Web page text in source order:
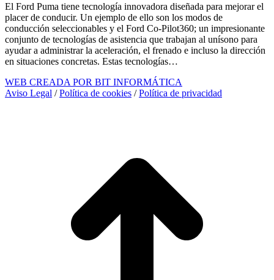
El Ford Puma tiene tecnología innovadora diseñada para mejorar el
placer de conducir. Un ejemplo de ello son los modos de
conducción seleccionables y el Ford Co-Pilot360; un impresionante
conjunto de tecnologías de asistencia que trabajan al unísono para
ayudar a administrar la aceleración, el frenado e incluso la dirección
en situaciones concretas. Estas tecnologías…
WEB CREADA POR BIT INFORMÁTICA
Aviso Legal /Política de cookies /Política de privacidad